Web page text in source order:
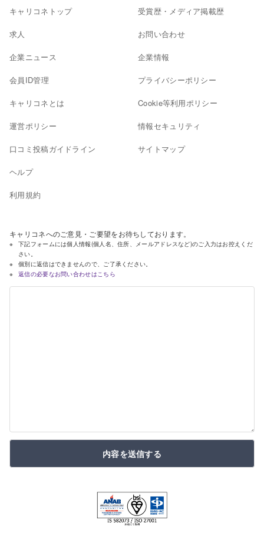
キャリコネトップ
求人
企業ニュース
会員ID管理
キャリコネとは
運営ポリシー
口コミ投稿ガイドライン
ヘルプ
利用規約
受賞歴・メディア掲載歴
お問い合わせ
企業情報
プライバシーポリシー
Cookie等利用ポリシー
情報セキュリティ
サイトマップ
キャリコネへのご意見・ご要望をお待ちしております。
下記フォームには個人情報(個人名、住所、メールアドレスなど)のご入力はお控えくだ
さい。
個別に返信はできませんので、ご了承ください。
返信の必要なお問い合わせはこちら
内容を送信する